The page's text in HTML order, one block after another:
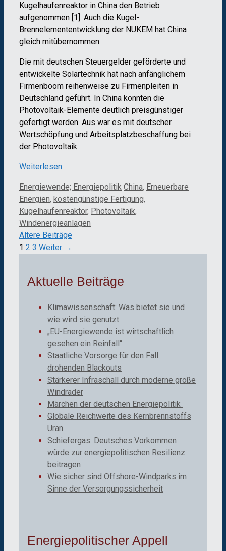
Kugelhaufenreaktor in China den Betrieb
aufgenommen [1]. Auch die Kugel-
Brennelemententwicklung der NUKEM hat China
gleich mitübernommen.
Die mit deutschen Steuergelder geförderte und
entwickelte Solartechnik hat nach anfänglichem
Firmenboom reihenweise zu Firmenpleiten in
Deutschland geführt. In China konnten die
Photovoltaik-Elemente deutlich preisgünstiger
gefertigt werden. Aus war es mit deutscher
Wertschöpfung und Arbeitsplatzbeschaffung bei
der Photovoltaik.
Weiterlesen
Kategorien
Energiewende; Energiepolitik Schlagwörter
China, Erneuerbare
Energien, kostengünstige Fertigung,
Kugelhaufenreaktor, Photovoltaik,
Windenergieanlagen
Ältere Beiträge
Seite
1 Seite
2 Seite
3 Weiter →
Aktuelle Beiträge
Klimawissenschaft: Was bietet sie und
wie wird sie genutzt
„EU-Energiewende ist wirtschaftlich
gesehen ein Reinfall“
Staatliche Vorsorge für den Fall
drohenden Blackouts
Stärkerer Infraschall durch moderne große
Windräder
Märchen der deutschen Energiepolitik
Globale Reichweite des Kernbrennstoffs
Uran
Schiefergas: Deutsches Vorkommen
würde zur energiepolitischen Resilienz
beitragen
Wie sicher sind Offshore-Windparks im
Sinne der Versorgungssicherheit
Energiepolitischer Appell